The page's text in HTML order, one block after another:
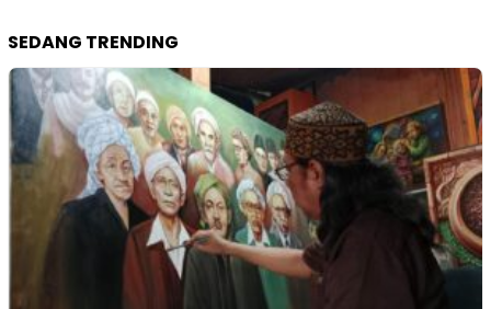
SEDANG TRENDING